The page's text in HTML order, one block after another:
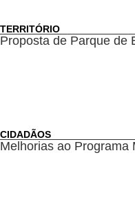
TERRITÓRIO
Proposta de Parque de
CIDADÃOS
Melhorias ao Programa